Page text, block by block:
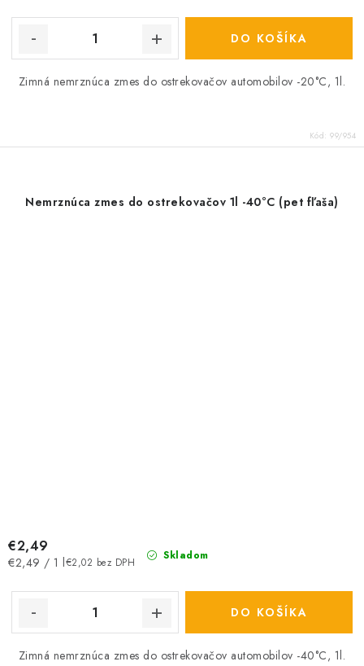
DO KOŠÍKA
Zimná nemrznúca zmes do ostrekovačov automobilov -20°C, 1l.
Kód: 99/954
Nemrznúca zmes do ostrekovačov 1l -40°C (pet fľaša)
Skladom
€2,02 bez DPH
€2,49
Jednotková
€2,49 / 1 l
DO KOŠÍKA
Zimná nemrznúca zmes do ostrekovačov automobilov -40°C, 1l.